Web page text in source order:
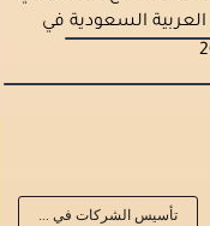
العربية السعودية في
تأسيس الشركات في ...